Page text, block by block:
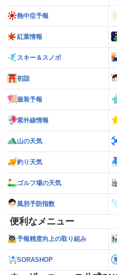
熱中症予報
紅葉情報
スキー＆スノボ
初詣
服装予報
紫外線情報
山の天気
釣り天気
ゴルフ場の天気
風邪予防指数
便利なメニュー
予報精度向上の取り組み
SORASHOP